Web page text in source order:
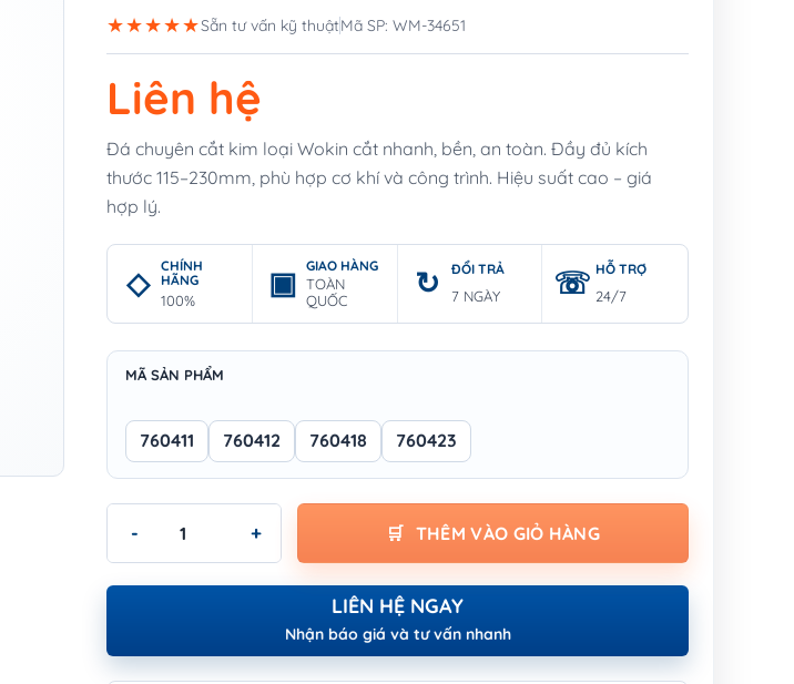
★★★★★Sẵn tư vấn kỹ thuậtMã SP: WM-34651
Liên hệ
Đá chuyên cắt kim loại Wokin cắt nhanh, bền, an toàn. Đầy đủ kích
thước 115–230mm, phù hợp cơ khí và công trình. Hiệu suất cao – giá
hợp lý.
CHÍNH
HÃNG
100%
GIAO HÀNG
TOÀN
QUỐC
ĐỔI TRẢ
7 NGÀY
HỖ TRỢ
24/7
MÃ SẢN PHẨM
760411 760412 760418 760423
Đá chuyên cắt kim loại Wokin - DEPRESSED CENTRE CUTTING-OFF WHEEL (METAL) số
THÊM VÀO GIỎ HÀNG
LIÊN HỆ NGAY
Nhận báo giá và tư vấn nhanh